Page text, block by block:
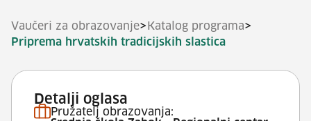
Vaučeri za obrazovanje> Katalog programa>
Priprema hrvatskih tradicijskih slastica
Detalji oglasa
Pružatelj obrazovanja: